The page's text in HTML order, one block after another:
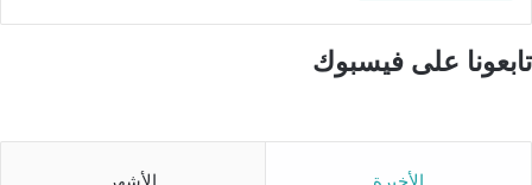
تابعونا على فيسبوك